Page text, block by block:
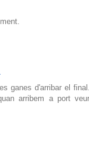
ganes d'arribar el
arribem a port